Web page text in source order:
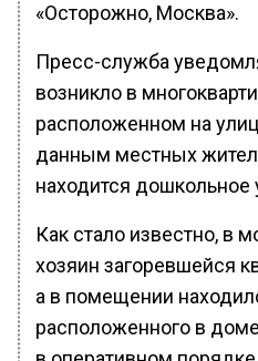
«Осторожно, Москва».
Пресс-служба
возникло в
расположенном на
данным местных
находится
Как стало известно, в
хозяин загоревшейся
а в помещении
расположенного в